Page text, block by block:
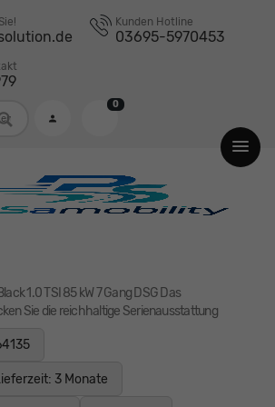
Kunden Hotline
03695-5970453
0
1.0 TSI 85 kW 7 Gang DSG Das
Sie die reichhaltige Serienausstattung
3 Monate